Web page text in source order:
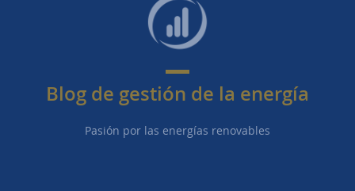
Blog de gestión de la energía
Pasión por las energías renovables